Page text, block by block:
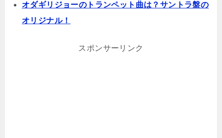
オダギリジョーのトランペット曲は？サントラ盤の
オリジナル！
スポンサーリンク